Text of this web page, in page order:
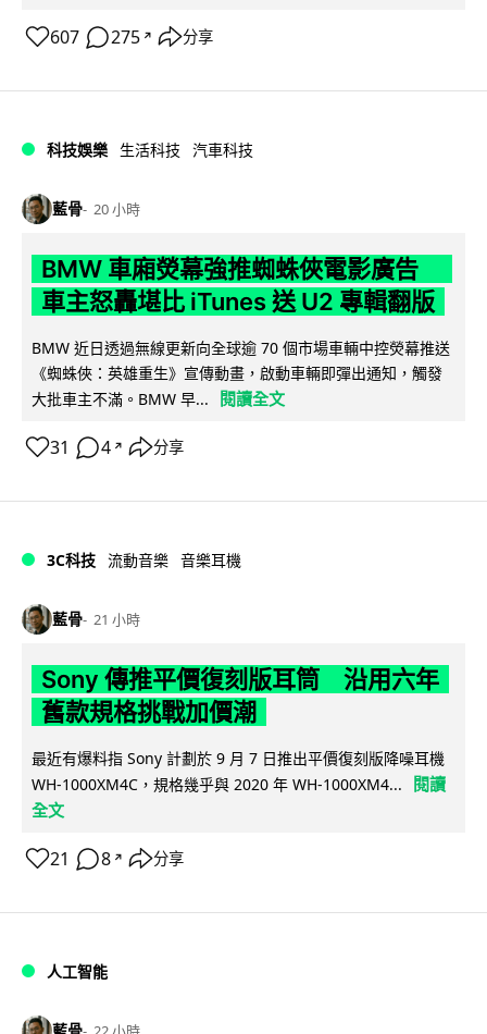
607 275 ↗ 分享
科技娛樂 生活科技 汽車科技
藍骨 20 小時
BMW 車廂熒幕強推蜘蛛俠電影廣告
車主怒轟堪比 iTunes 送 U2 專輯翻版
BMW 近日透過無線更新向全球逾 70 個市場車輛中控熒幕推送
《蜘蛛俠：英雄重生》宣傳動畫，啟動車輛即彈出通知，觸發
大批車主不滿。BMW 早...
閱讀全文
31 4 ↗ 分享
3C科技 流動音樂 音樂耳機
藍骨 21 小時
Sony 傳推平價復刻版耳筒 沿用六年
舊款規格挑戰加價潮
最近有爆料指 Sony 計劃於 9 月 7 日推出平價復刻版降噪耳機
WH-1000XM4C，規格幾乎與 2020 年 WH-1000XM4...
閱讀
全文
21 8 ↗ 分享
人工智能